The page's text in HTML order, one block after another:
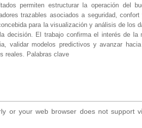
permiten estructurar la operación del
trazables asociados a seguridad,
para la visualización y análisis de los
decisión. El trabajo confirma el interés de la
validar modelos predictivos y avanzar
reales. Palabras clave
or your web browser does not support